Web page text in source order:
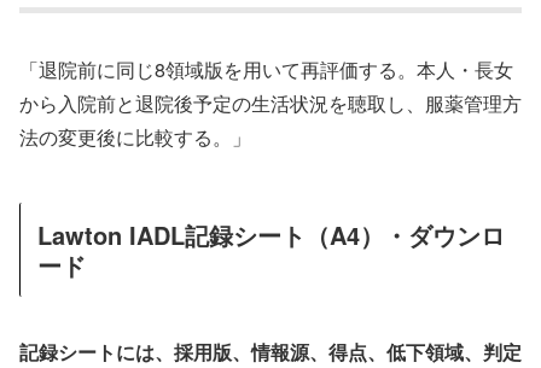
「退院前に同じ8領域版を用いて再評価する。本人・長女
から入院前と退院後予定の生活状況を聴取し、服薬管理方
法の変更後に比較する。」
Lawton IADL記録シート（A4）・ダウンロ
ード
記録シートには、採用版、情報源、得点、低下領域、判定